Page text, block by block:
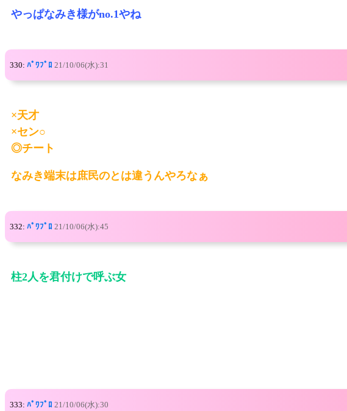
やっぱなみき様がno.1やね
330: ﾊﾟﾜﾌﾟﾛ 21/10/06(水):31
×天才
×セン○
◎チート
なみき端末は庶民のとは違うんやろなぁ
332: ﾊﾟﾜﾌﾟﾛ 21/10/06(水):45
柱2人を君付けで呼ぶ女
333: ﾊﾟﾜﾌﾟﾛ 21/10/06(水):30